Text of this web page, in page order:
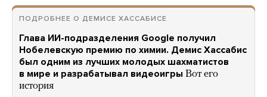
ПОДРОБНЕЕ О ДЕМИСЕ ХАССАБИСЕ
Глава ИИ-подразделения Google получил
Нобелевскую премию по химии. Демис Хассабис
был одним из лучших молодых шахматистов
в мире и разрабатывал видеоигры Вот его
история